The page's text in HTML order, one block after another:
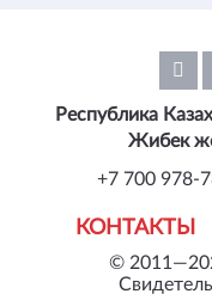
©
КОНТАКТЫ
Республика
Жибек
+7 700 978-